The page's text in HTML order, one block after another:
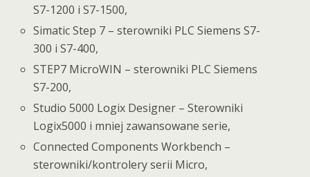
S7-1200 i S7-1500,
Simatic Step 7 – sterowniki PLC Siemens S7-
300 i S7-400,
STEP7 MicroWIN – sterowniki PLC Siemens
S7-200,
Studio 5000 Logix Designer – Sterowniki
Logix5000 i mniej zawansowane serie,
Connected Components Workbench –
sterowniki/kontrolery serii Micro,